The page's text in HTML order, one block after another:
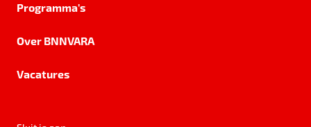
Programma's
Over BNNVARA
Vacatures